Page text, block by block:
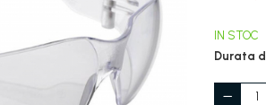
IN STOC
Durata